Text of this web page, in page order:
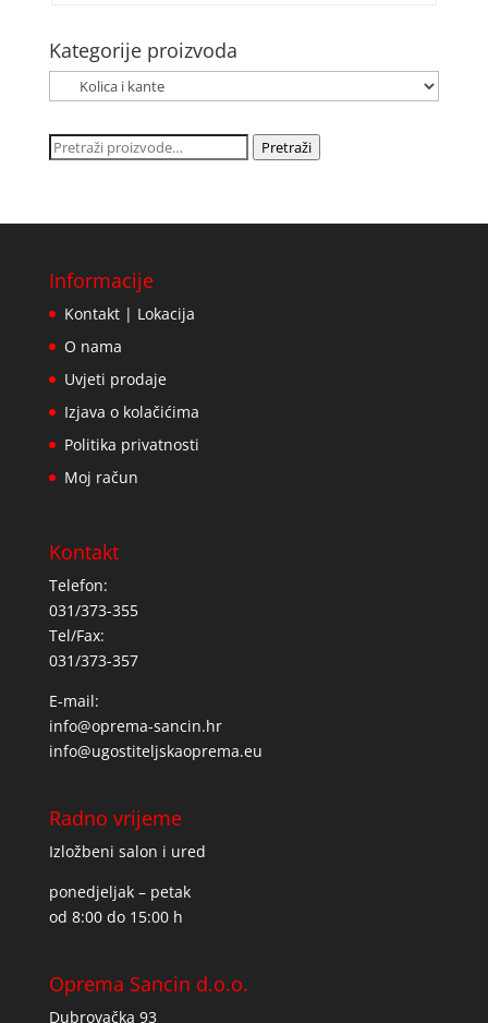
Kategorije proizvoda
Pretraži: Pretraži
Informacije
Kontakt | Lokacija
O nama
Uvjeti prodaje
Izjava o kolačićima
Politika privatnosti
Moj račun
Kontakt
Telefon:
031/373-355
Tel/Fax:
031/373-357
E-mail:
info@oprema-sancin.hr
info@ugostiteljskaoprema.eu
Radno vrijeme
Izložbeni salon i ured
ponedjeljak – petak
od 8:00 do 15:00 h
Oprema Sancin d.o.o.
Dubrovačka 93